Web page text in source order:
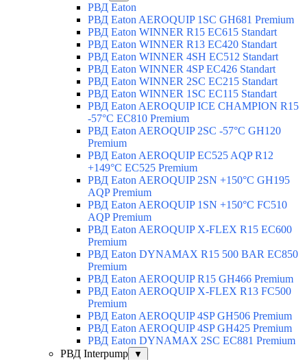
РВД Eaton
РВД Eaton AEROQUIP 1SC GH681 Premium
РВД Eaton WINNER R15 EC615 Standart
РВД Eaton WINNER R13 EC420 Standart
РВД Eaton WINNER 4SH EC512 Standart
РВД Eaton WINNER 4SP EC426 Standart
РВД Eaton WINNER 2SC EC215 Standart
РВД Eaton WINNER 1SC EC115 Standart
РВД Eaton AEROQUIP ICE CHAMPION R15
-57°C EC810 Premium
РВД Eaton AEROQUIP 2SC -57°C GH120
Premium
РВД Eaton AEROQUIP EC525 AQP R12
+149°C EC525 Premium
РВД Eaton AEROQUIP 2SN +150°C GH195
AQP Premium
РВД Eaton AEROQUIP 1SN +150°C FC510
AQP Premium
РВД Eaton AEROQUIP X-FLEX R15 EC600
Premium
РВД Eaton DYNAMAX R15 500 BAR EC850
Premium
РВД Eaton AEROQUIP R15 GH466 Premium
РВД Eaton AEROQUIP X-FLEX R13 FC500
Premium
РВД Eaton AEROQUIP 4SP GH506 Premium
РВД Eaton AEROQUIP 4SP GH425 Premium
РВД Eaton DYNAMAX 2SC EC881 Premium
РВД Interpump
▼